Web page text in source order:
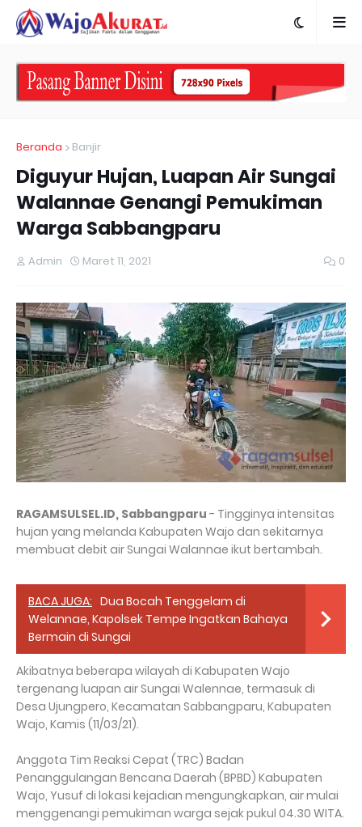
Beranda Banjir
Diguyur Hujan, Luapan Air Sungai
Walannae Genangi Pemukiman
Warga Sabbangparu
Admin Maret 11, 2021 0
RAGAMSULSEL.ID, Sabbangparu - Tingginya intensitas
hujan yang melanda Kabupaten Wajo dan sekitarnya
membuat debit air Sungai Walannae ikut bertambah.
BACA JUGA: Dua Bocah Tenggelam di
Welannae, Kapolsek Tempe Ingatkan Bahaya
Bermain di Sungai
Akibatnya beberapa wilayah di Kabupaten Wajo
tergenang luapan air Sungai Walennae, termasuk di
Desa Ujungpero, Kecamatan Sabbangparu, Kabupaten
Wajo, Kamis (11/03/21).
Anggota Tim Reaksi Cepat (TRC) Badan
Penanggulangan Bencana Daerah (BPBD) Kabupaten
Wajo, Yusuf di lokasi kejadian mengungkapkan, air mulai
menggenangi pemukiman warga sejak pukul 04.30 WITA.